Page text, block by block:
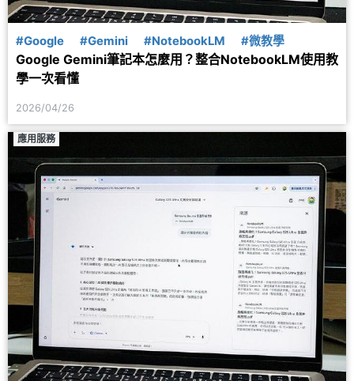
#Google #Gemini #NotebookLM #微教學
Google Gemini筆記本怎麼用？整合NotebookLM使用教
學一次看懂
2026/04/26
應用服務